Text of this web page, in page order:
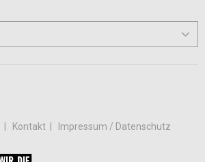
Kontakt Impressum / Datenschutz